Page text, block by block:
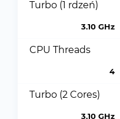
Turbo (1 rdzeń)
3.10 GHz
CPU Threads
4
Turbo (2 Cores)
3.10 GHz